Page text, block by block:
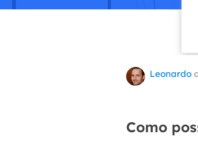
Leonardo
Como